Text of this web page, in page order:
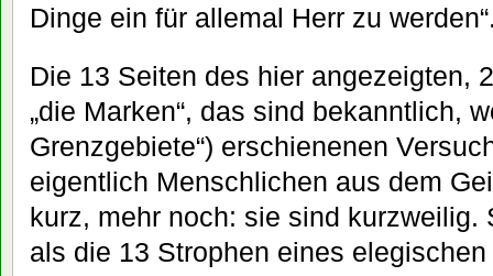
Dinge ein für allemal Herr zu
Die 13 Seiten des hier angezeigten,
„die Marken“, das sind bekanntlich,
Grenzgebiete“) erschienenen
eigentlich Menschlichen aus dem
kurz, mehr noch: sie sind kurzweilig.
als die 13 Strophen eines